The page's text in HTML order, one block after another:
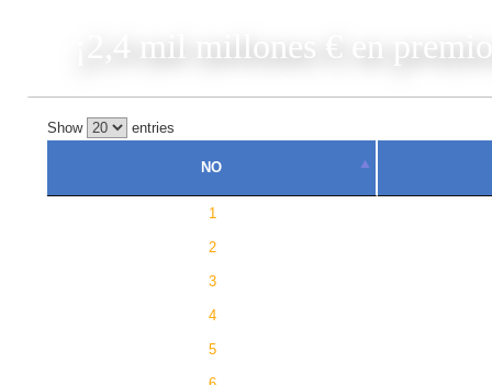
¡2,4 mil millones € en
Show entries
NO
1
2
3
4
5